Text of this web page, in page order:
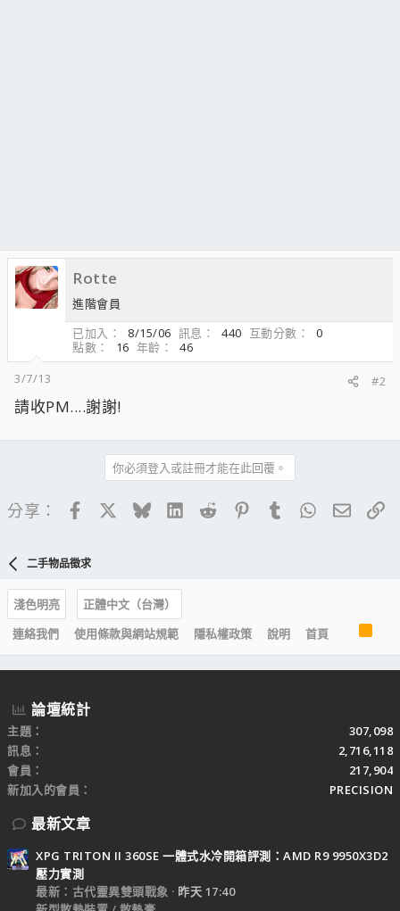
Rotte
進階會員
已加入
8/15/06 訊息 440 互動分數
0
點數
16 年齡
46
3/7/13
#2
請收PM....謝謝!
你必須登入或註冊才能在此回覆。
分享： FacebookBlueskyLinkedIn
Reddit PinterestTumblrWhatsApp
電子
二手物品徵求
淺色明亮
正體中文（台灣）
連絡我們
使用條款與網站規範 隱私權政策 說明 首頁
S
論壇統計
主題
307,098
訊息
2,716,118
會員
217,904
新加入的會員
PRECISION
最新文章
XPG TRITON II 360SE 一體式水冷開箱評測：AMD R9 9950X3D2
壓力實測
最新：古代靈異雙頭戰象
昨天 17:40